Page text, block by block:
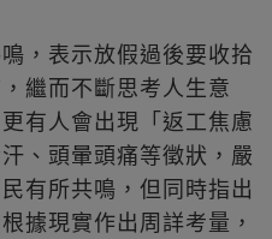
，表示放假過後要收拾
繼而不斷思考人生意
有人會出現「返工焦慮
、頭暈頭痛等徵狀，嚴
有所共鳴，但同時指出
據現實作出周詳考量，